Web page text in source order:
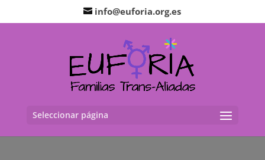
info@euforia.org.es
Seleccionar página